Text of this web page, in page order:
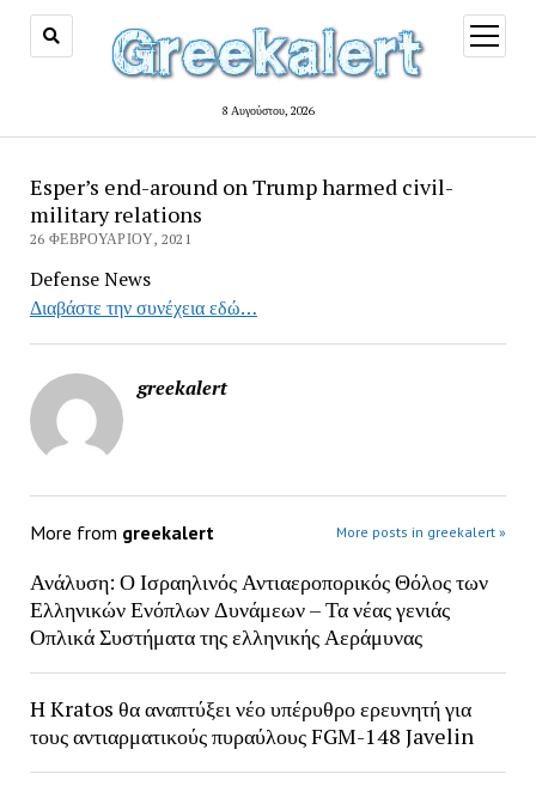
8 Αυγούστου, 2026
open
menu
Esper’s end-around on Trump harmed civil-
military relations
26 ΦΕΒΡΟΥΑΡΊΟΥ, 2021
Defense News
Διαβάστε την συνέχεια εδώ…
greekalert
More from greekalert More posts in greekalert »
Ανάλυση: Ο Ισραηλινός Αντιαεροπορικός Θόλος των
Ελληνικών Ενόπλων Δυνάμεων – Τα νέας γενιάς
Οπλικά Συστήματα της ελληνικής Αεράμυνας
H Kratos θα αναπτύξει νέο υπέρυθρο ερευνητή για
τους αντιαρματικούς πυραύλους FGM-148 Javelin